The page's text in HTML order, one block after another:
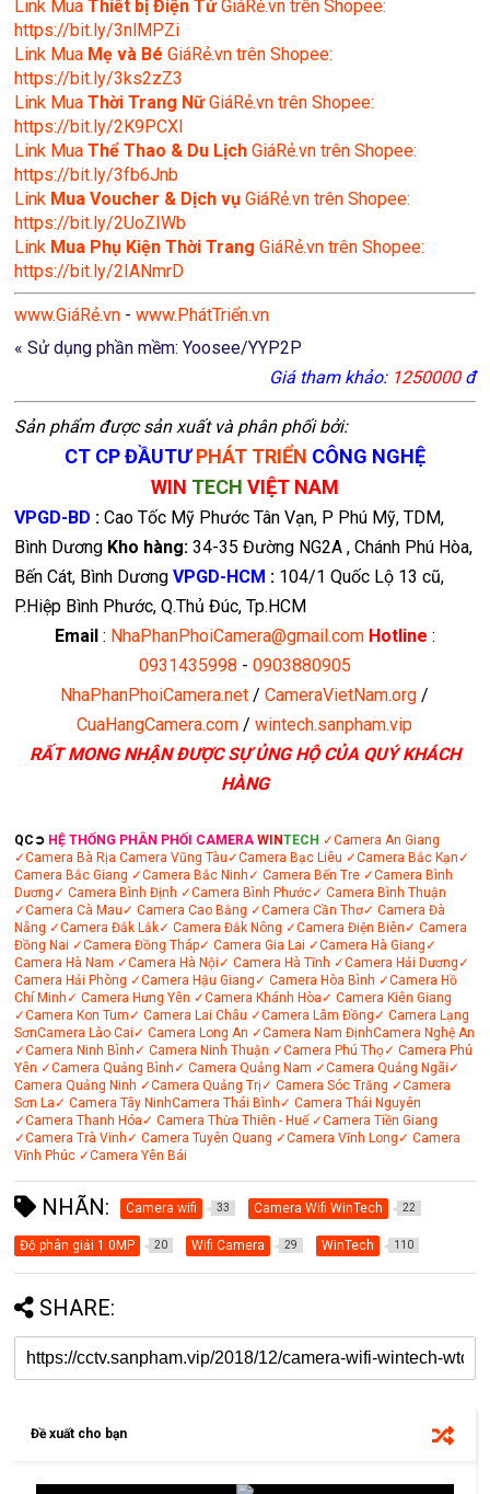
Link MuaThiết bị Điện TửGiáRẻ.vn trên Shopee:
https://bit.ly/3nlMPZi
Link Mua Mẹ và Bé GiáRẻ.vn trên Shopee:
https://bit.ly/3ks2zZ3
Link MuaThời Trang NữGiáRẻ.vn trên Shopee:
https://bit.ly/2K9PCXl
Link Mua Thể Thao & Du Lịch GiáRẻ.vn trên Shopee:
https://bit.ly/3fb6Jnb
Link Mua Voucher & Dịch vụ GiáRẻ.vn trên Shopee:
https://bit.ly/2UoZIWb
Link Mua Phụ Kiện Thời TrangGiáRẻ.vn trên Shopee:
https://bit.ly/2IANmrD
www.GiáRẻ.vn -www.PhátTriển.vn
« Sử dụng phần mềm: Yoosee/YYP2P
Giá tham khảo: 1250000 đ
Sản phẩm được sản xuất và phân phối bởi:
CT CP ĐẦUTƯPHÁT TRIỂN CÔNG NGHỆ
WIN TECH VIỆT NAM
VPGD-BD :Cao Tốc Mỹ Phước Tân Vạn, P Phú Mỹ, TDM,
Bình Dương Kho hàng:34-35 Đường NG2A , Chánh Phú Hòa,
Bến Cát, Bình DươngVPGD-HCM : 104/1 Quốc Lộ 13 cũ,
P.Hiệp Bình Phước, Q.Thủ Đúc, Tp.HCM
Email : NhaPhanPhoiCamera@gmail.com Hotline :
0931435998 - 0903880905
NhaPhanPhoiCamera.net/CameraVietNam.org/
CuaHangCamera.com/wintech.sanpham.vip
RẤT MONG NHẬN ĐƯỢC SỰ ỦNG HỘ CỦA QUÝ KHÁCH
HÀNG
QC➲ HỆ THỐNG PHÂN PHỐI CAMERA WINTECH ✓Camera An Giang
✓Camera Bà Rịa Camera Vũng Tàu ✓Camera Bạc Liêu ✓Camera Bắc Kạn ✓
Camera Bắc Giang ✓Camera Bắc Ninh ✓ Camera Bến Tre ✓Camera Bình
Dương ✓ Camera Bình Định ✓Camera Bình Phước✓ Camera Bình Thuận
✓Camera Cà Mau ✓ Camera Cao Bằng ✓Camera Cần Thơ✓ Camera Đà
Nẵng ✓Camera Đắk Lắk✓ Camera Đắk Nông ✓Camera Điện Biên ✓ Camera
Đồng Nai ✓Camera Đồng Tháp✓ Camera Gia Lai ✓Camera Hà Giang ✓
Camera Hà Nam ✓Camera Hà Nội ✓ Camera Hà Tĩnh ✓Camera Hải Dương ✓
Camera Hải Phòng ✓Camera Hậu Giang ✓ Camera Hòa Bình ✓Camera Hồ
Chí Minh ✓ Camera Hưng Yên ✓Camera Khánh Hòa ✓ Camera Kiên Giang
✓Camera Kon Tum ✓ Camera Lai Châu ✓Camera Lâm Đồng ✓ Camera Lạng
SơnCamera Lào Cai ✓ Camera Long An ✓Camera Nam ĐịnhCamera Nghệ An
✓Camera Ninh Bình ✓ Camera Ninh Thuận ✓Camera Phú Thọ✓ Camera Phú
Yên ✓Camera Quảng Bình ✓ Camera Quảng Nam ✓Camera Quảng Ngãi ✓
Camera Quảng Ninh ✓Camera Quảng Trị ✓ Camera Sóc Trăng ✓Camera
Sơn La ✓ Camera Tây NinhCamera Thái Bình ✓ Camera Thái Nguyên
✓Camera Thanh Hóa ✓ Camera Thừa Thiên - Huế ✓Camera Tiền Giang
✓Camera Trà Vinh ✓ Camera Tuyên Quang ✓Camera Vĩnh Long ✓ Camera
Vĩnh Phúc ✓Camera Yên Bái
NHÃN: Camera wifi 33 Camera Wifi WinTech 22
Độ phân giải 1.0MP 20 Wifi Camera 29 WinTech 110
SHARE:
Đề xuất cho bạn